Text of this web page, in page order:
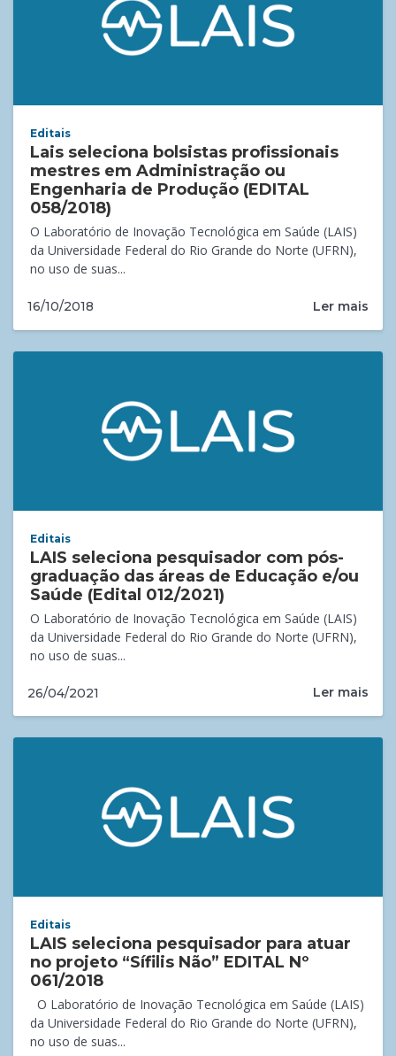
Editais
Lais seleciona bolsistas profissionais
mestres em Administração ou
Engenharia de Produção (EDITAL
058/2018)
O Laboratório de Inovação Tecnológica em Saúde (LAIS)
da Universidade Federal do Rio Grande do Norte (UFRN),
no uso de suas...
16/10/2018 Ler mais
Editais
LAIS seleciona pesquisador com pós-
graduação das áreas de Educação e/ou
Saúde (Edital 012/2021)
O Laboratório de Inovação Tecnológica em Saúde (LAIS)
da Universidade Federal do Rio Grande do Norte (UFRN),
no uso de suas...
26/04/2021 Ler mais
Editais
LAIS seleciona pesquisador para atuar
no projeto “Sífilis Não” EDITAL Nº
061/2018
O Laboratório de Inovação Tecnológica em Saúde (LAIS)
da Universidade Federal do Rio Grande do Norte (UFRN),
no uso de suas...